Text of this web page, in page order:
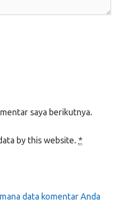
saya berikutnya.
by this website. *
data komentar Anda